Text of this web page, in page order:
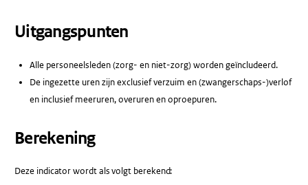
Uitgangspunten
Alle personeelsleden (zorg- en niet-zorg) worden geïncludeerd.
De ingezette uren zijn exclusief verzuim en (zwangerschaps-)verlof
en inclusief meeruren, overuren en oproepuren.
Berekening
Deze indicator wordt als volgt berekend: